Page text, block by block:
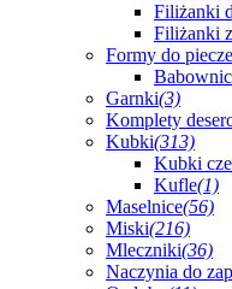
Filiżanki
Filiżanki
Formy do
Garnki(3)
Komplety
Kubki(313)
Kubki
Kufle(1)
Maselnice(56)
Miski(216)
Mleczniki(36)
Naczynia do